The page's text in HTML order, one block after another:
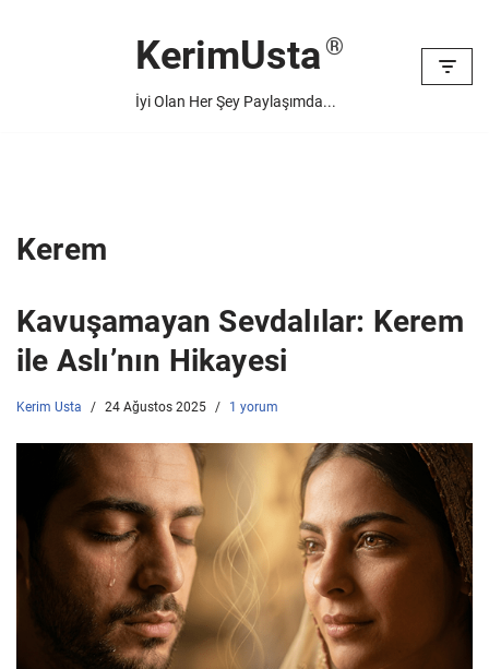
KerimUsta
İyi Olan Her Şey Paylaşımda...
Kerem
Kavuşamayan Sevdalılar: Kerem
ile Aslı’nın Hikayesi
Kerim Usta 24 Ağustos 2025 1 yorum